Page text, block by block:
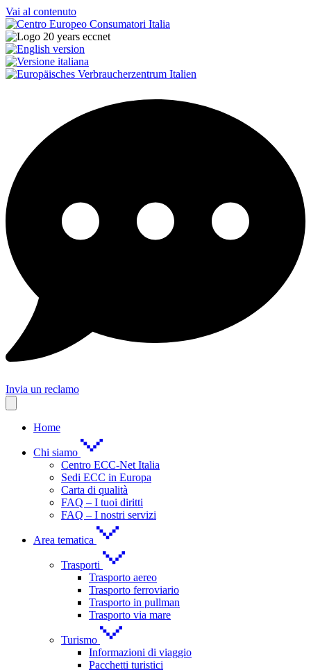
Vai al contenuto
Invia un reclamo
Home
Chi siamo
Centro ECC-Net Italia
Sedi ECC in Europa
Carta di qualità
FAQ – I tuoi diritti
FAQ – I nostri servizi
Area tematica
Trasporti
Trasporto aereo
Trasporto ferroviario
Trasporto in pullman
Trasporto via mare
Turismo
Informazioni di viaggio
Pacchetti turistici